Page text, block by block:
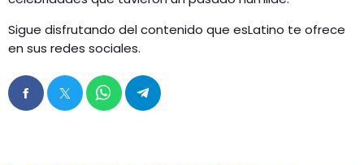
Sigue disfrutando del contenido que esLatino te ofrece
en sus redes sociales.